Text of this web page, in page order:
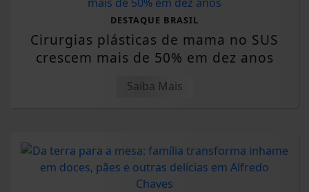
DESTAQUE BRASIL
Cirurgias plásticas de mama no SUS
crescem mais de 50% em dez anos
Saiba Mais